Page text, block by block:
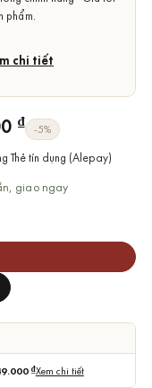
phẩm.
chi tiết
₫.
₫ -5%
Thẻ tín dụng (Alepay)
giao ngay
Heart Hyperbola
₫Xem chi tiết